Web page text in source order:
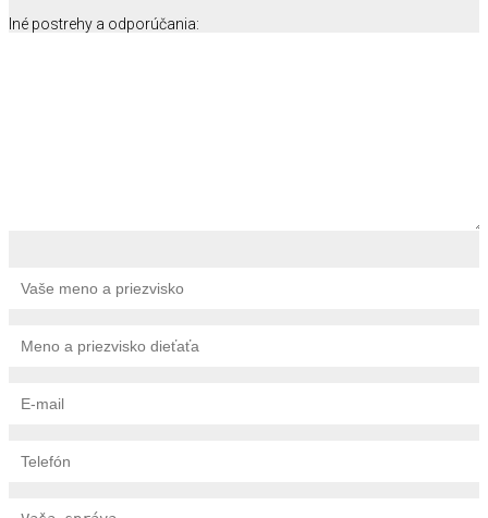
Iné postrehy a odporúčania: